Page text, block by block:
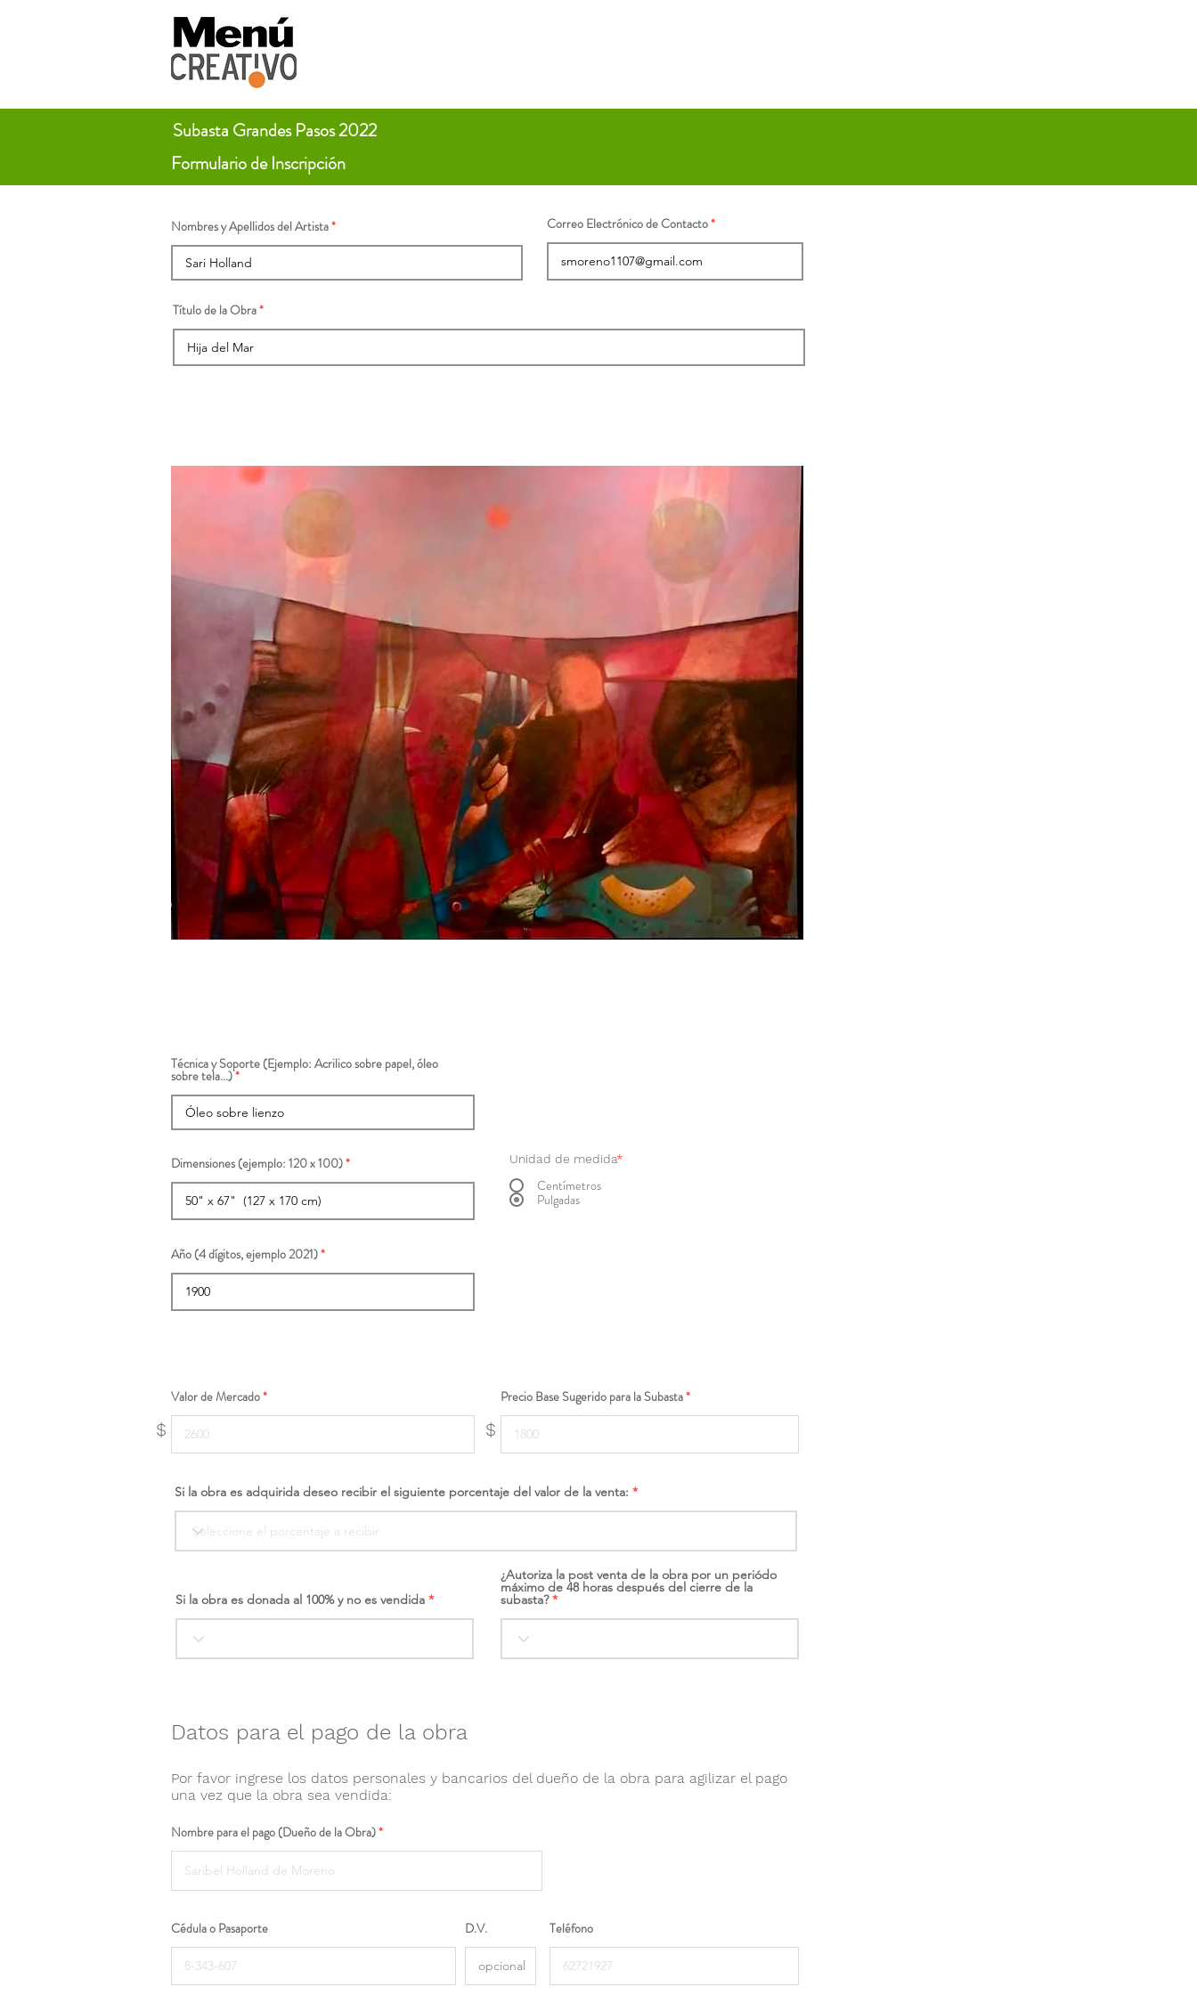
Subasta Grandes Pasos 2022
Formulario de Inscripción
Nombres y Apellidos del Artista Correo Electrónico de Contacto
Título de la Obra
Técnica y Soporte (Ejemplo: Acrilico sobre papel, óleo
sobre tela...)
Dimensiones (ejemplo: 120 x 100) Unidad de medida*
Centímetros
Pulgadas
Año (4 dígitos, ejemplo 2021)
$
Valor de Mercado
$
Precio Base Sugerido para la Subasta
Si la obra es adquirida deseo recibir el siguiente porcentaje del valor de la venta:
Si la obra es donada al 100% y no es vendida
¿Autoriza la post venta de la obra por un periódo
máximo de 48 horas después del cierre de la
subasta?
Datos para el pago de la obra
Por favor ingrese los datos personales y bancarios del dueño de la obra para agilizar el pago
una vez que la obra sea vendida:
Nombre para el pago (Dueño de la Obra)
Cédula o Pasaporte D.V. Teléfono